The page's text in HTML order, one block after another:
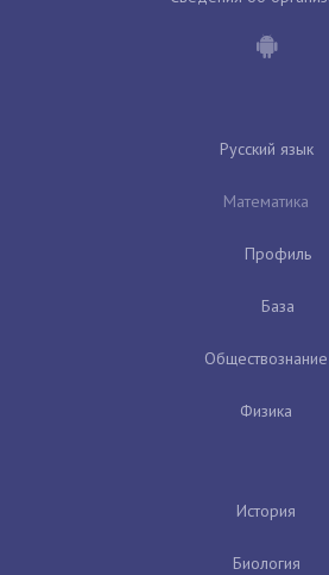
Русский язык
Математика
Профиль
База
Обществознание
Физика
История
Биология